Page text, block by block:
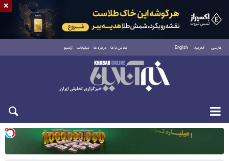
فارسی العربية English تماس با ما درباره ما تبلیغات آرشیو
یکشنبه ۱۸ مرداد ۱۴۰۵
×